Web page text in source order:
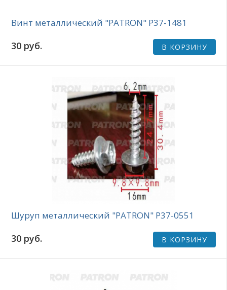
Винт металлический "PATRON" P37-1481
30 руб. В КОРЗИНУ
Шуруп металлический "PATRON" P37-0551
30 руб. В КОРЗИНУ